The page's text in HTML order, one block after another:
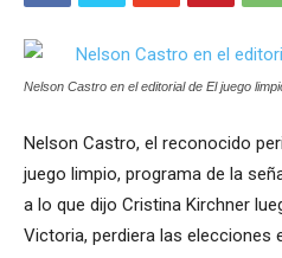
Nelson Castro en el editorial de El juego
Nelson Castro, el reconocido
juego limpio, programa de la
a lo que dijo Cristina Kirchner
Victoria, perdiera las elecciones